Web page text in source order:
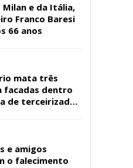
Milan e da Itália,
Franco Baresi
66 anos
mata três
facadas dentro
de terceirizada
e amigos
o falecimento